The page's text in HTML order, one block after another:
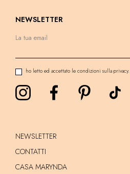
NEWSLETTER
ho letto ed accettato le condizioni sulla privacy.
NEWSLETTER
CONTATTI
CASA MARYNDA